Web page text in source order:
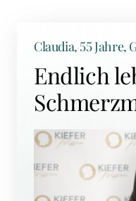
Claudia, 55 Jahre,
Endlich